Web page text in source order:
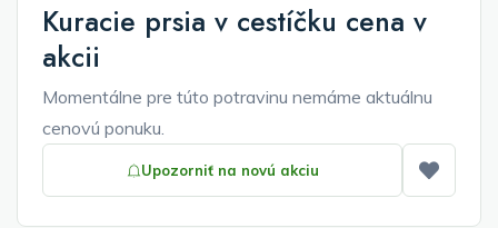
Kuracie prsia v cestíčku cena v
akcii
Momentálne pre túto potravinu nemáme aktuálnu
cenovú ponuku.
Upozorniť na novú akciu
Pridať